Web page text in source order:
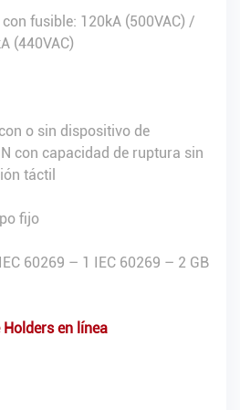
fusible: 120kA (500VAC) /
(440VAC)
o sin dispositivo de
con capacidad de ruptura sin
táctil
fijo
60269 – 1 IEC 60269 – 2 GB
Holders en línea